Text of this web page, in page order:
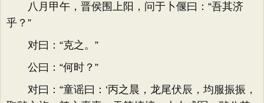
八月甲午，晋侯围上阳，问于卜偃曰：“吾其济
乎？”
对曰：“克之。”
公曰：“何时？”
对曰：“童谣曰：‘丙之晨，龙尾伏辰，均服振振，